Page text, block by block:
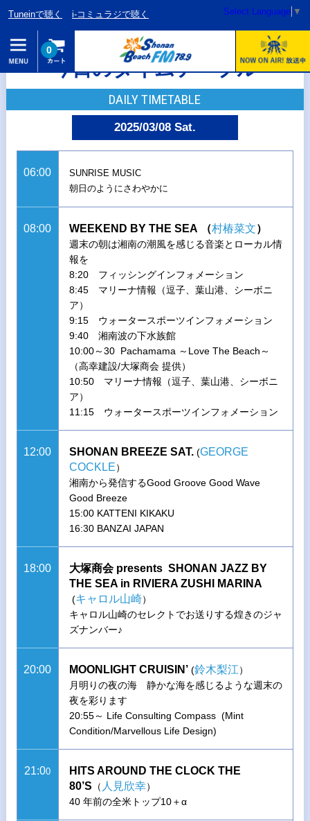
Tuneinで聴く i-コミュラジで聴く Select Language ▼
0
今日のタイムテーブル
DAILY TIMETABLE
2025/03/08 Sat.
06:00
SUNRISE MUSIC
朝日のようにさわやかに
08:00 WEEKEND BY THE SEA （村椿菜文）
週末の朝は湘南の潮風を感じる音楽とローカル情
報を
8:20 フィッシングインフォメーション
8:45 マリーナ情報（逗子、葉山港、シーボニ
ア）
9:15 ウォータースポーツインフォメーション
9:40 湘南波の下水族館
10:00～30 Pachamama ～Love The Beach～
（高幸建設/大塚商会 提供）
10:50 マリーナ情報（逗子、葉山港、シーボニ
ア）
11:15 ウォータースポーツインフォメーション
12:00 SHONAN BREEZE SAT.(GEORGE
COCKLE）
湘南から発信するGood Groove Good Wave
Good Breeze
15:00 KATTENI KIKAKU
16:30 BANZAI JAPAN
18:00
大塚商会 presents SHONAN JAZZ BY
THE SEA in RIVIERA ZUSHI MARINA
(キャロル山崎）
キャロル山崎のセレクトでお送りする煌きのジャ
ズナンバー♪
20:00 MOONLIGHT CRUISIN’(鈴木梨江）
月明りの夜の海 静かな海を感じるような週末の
夜を彩ります
20:55～ Life Consulting Compass (Mint
Condition/Marvellous Life Design)
21:00
HITS AROUND THE CLOCK THE
80’S （ 人見欣幸）
40 年前の全米トップ10＋α